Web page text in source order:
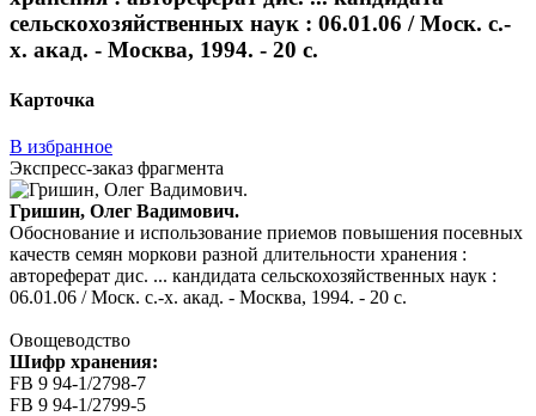
сельскохозяйственных наук : 06.01.06 / Моск. с.-
х. акад. - Москва, 1994. - 20 с.
Карточка
В избранное
Экспресс-заказ фрагмента
Гришин, Олег Вадимович.
Обоснование и использование приемов повышения посевных
качеств семян моркови разной длительности хранения :
автореферат дис. ... кандидата сельскохозяйственных наук :
06.01.06 / Моск. с.-х. акад. - Москва, 1994. - 20 с.
Овощеводство
Шифр хранения:
FB 9 94-1/2798-7
FB 9 94-1/2799-5